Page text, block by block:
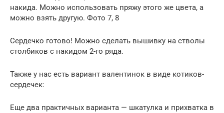
накида. Можно использовать пряжу этого же цвета, а
можно взять другую. Фото 7, 8
Сердечко готово! Можно сделать вышивку на стволы
столбиков с накидом 2-го ряда.
Также у нас есть вариант валентинок в виде котиков-
сердечек:
Еще два практичных варианта — шкатулка и прихватка в